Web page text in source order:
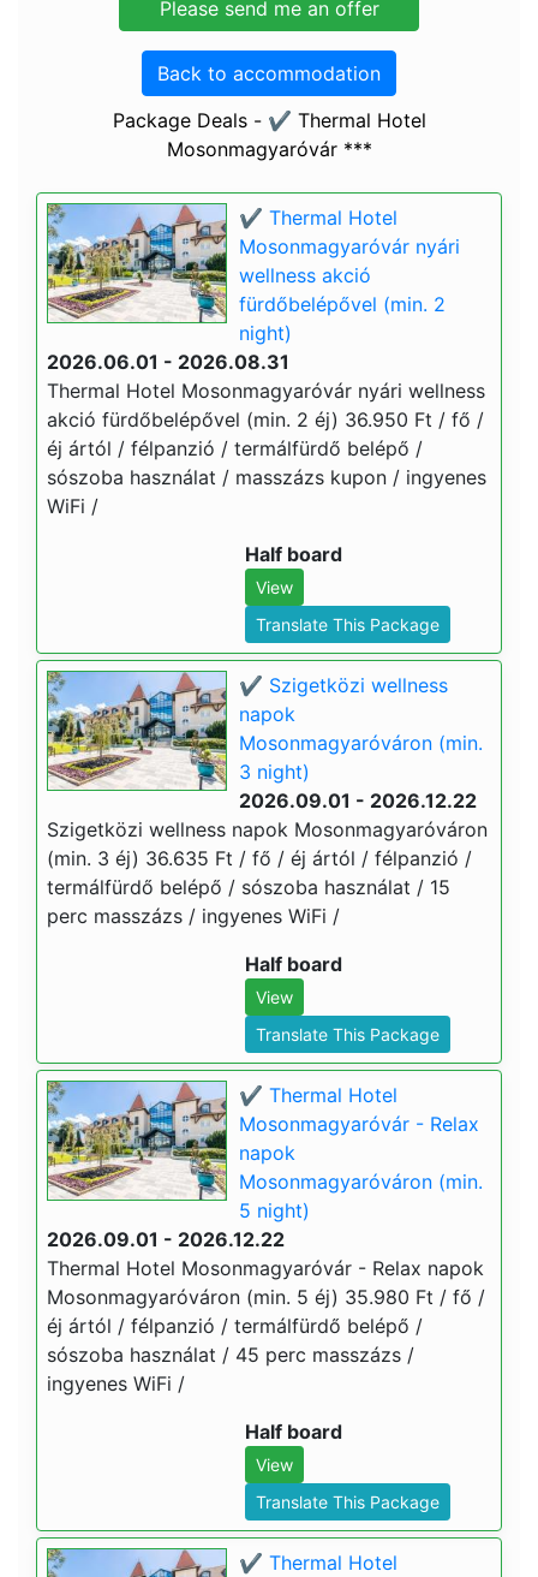
Back to accommodation
Package Deals - ✔️ Thermal Hotel
Mosonmagyaróvár ***
✔️ Thermal Hotel
Mosonmagyaróvár nyári
wellness akció
fürdőbelépővel (min. 2
night)
2026.06.01 - 2026.08.31
Thermal Hotel Mosonmagyaróvár nyári wellness
akció fürdőbelépővel (min. 2 éj) 36.950 Ft / fő /
éj ártól / félpanzió / termálfürdő belépő /
sószoba használat / masszázs kupon / ingyenes
WiFi /
Half board
View
Translate This Package
✔️ Szigetközi wellness
napok
Mosonmagyaróváron (min.
3 night)
2026.09.01 - 2026.12.22
Szigetközi wellness napok Mosonmagyaróváron
(min. 3 éj) 36.635 Ft / fő / éj ártól / félpanzió /
termálfürdő belépő / sószoba használat / 15
perc masszázs / ingyenes WiFi /
Half board
View
Translate This Package
✔️ Thermal Hotel
Mosonmagyaróvár - Relax
napok
Mosonmagyaróváron (min.
5 night)
2026.09.01 - 2026.12.22
Thermal Hotel Mosonmagyaróvár - Relax napok
Mosonmagyaróváron (min. 5 éj) 35.980 Ft / fő /
éj ártól / félpanzió / termálfürdő belépő /
sószoba használat / 45 perc masszázs /
ingyenes WiFi /
Half board
View
Translate This Package
✔️ Thermal Hotel